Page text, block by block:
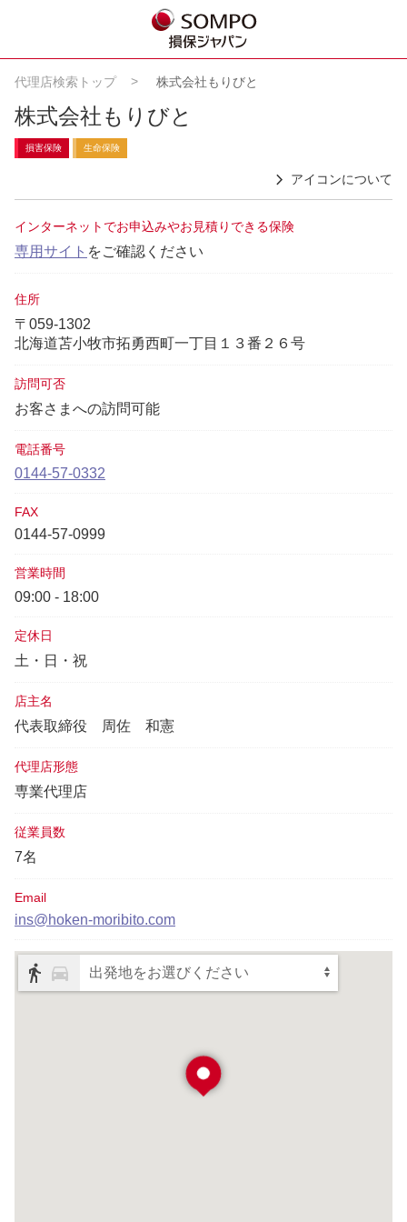
代理店検索トップ 株式会社もりびと
株式会社もりびと
損害保険 生命保険
アイコンについて
インターネットでお申込みやお見積りできる保険
専用サイト をご確認ください
住所
〒059-1302
北海道苫小牧市拓勇西町一丁目１３番２６号
訪問可否
お客さまへの訪問可能
電話番号
0144-57-0332
FAX
0144-57-0999
営業時間
09:00 - 18:00
定休日
土・日・祝
店主名
代表取締役 周佐 和憲
代理店形態
専業代理店
従業員数
7名
Email
ins@hoken-moribito.com
出発地をお選びください